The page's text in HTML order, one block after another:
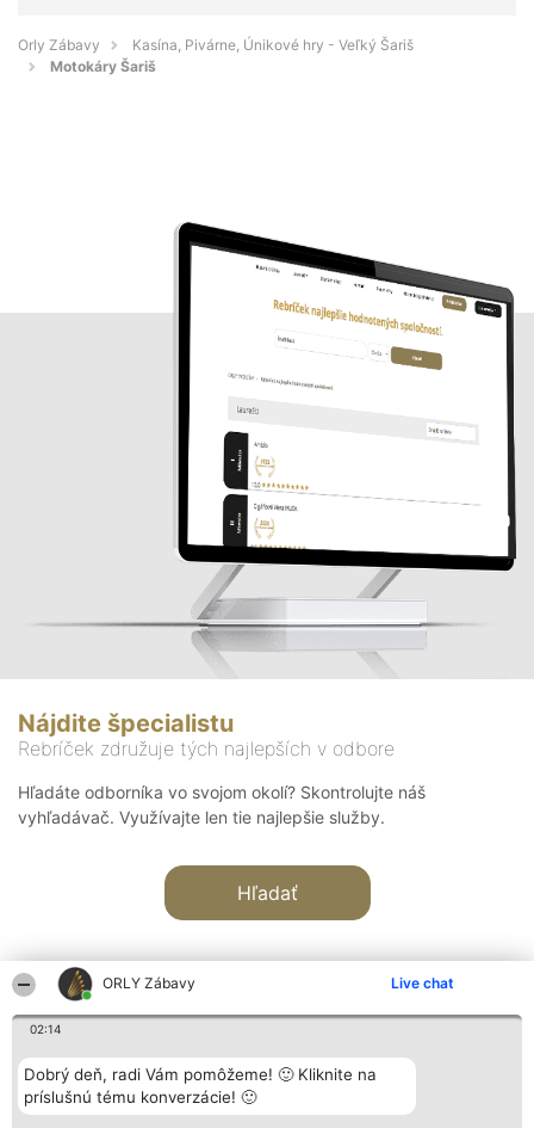
ORLY Zábavy Live chat
02:14
Dobrý deň, radi Vám pomôžeme! 🙂 Kliknite na
príslušnú tému konverzácie! 🙂
Orly Zábavy
Kasína, Pivárne, Únikové hry - Veľký Šariš
Motokáry Šariš
Nájdite špecialistu
Rebríček združuje tých najlepších v odbore
Hľadáte odborníka vo svojom okolí? Skontrolujte náš
vyhľadávač. Využívajte len tie najlepšie služby.
Hľadať
Organizátor hodnotenia
Bright Side Solutions sp. z o.
o. sp. k.
Hodnotenie
Laureáti
Lista
Kontakt
Kontakt